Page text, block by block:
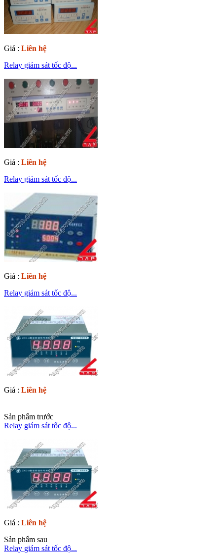
Giá : Liên hệ
Relay giám sát tốc độ...
Giá : Liên hệ
Relay giám sát tốc độ...
Giá : Liên hệ
Relay giám sát tốc độ...
Giá : Liên hệ
Sản phẩm trước
Relay giám sát tốc độ...
Giá : Liên hệ
Sản phẩm sau
Relay giám sát tốc độ...